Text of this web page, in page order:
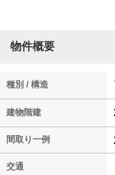
物件概要
種別 / 構造
建物階建
間取り一例
交通